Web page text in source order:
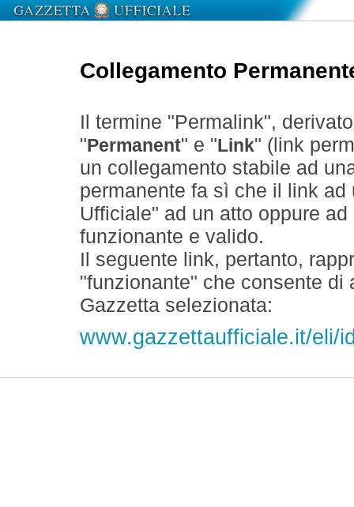
Collegamento
Il termine "Permalink",
" Permanent" e " Link" (link
un collegamento stabile ad
permanente fa sì che il link
Ufficiale" ad un atto oppure
funzionante e valido.
Il seguente link, pertanto,
"funzionante" che consente
Gazzetta selezionata:
www.gazzettaufficiale.it/eli/